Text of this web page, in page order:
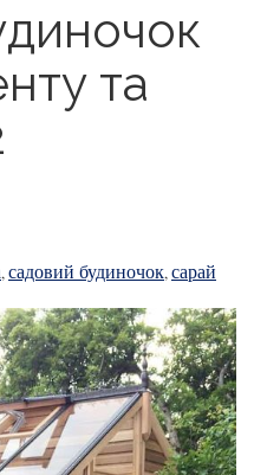
та
,садовий будиночок,сарай